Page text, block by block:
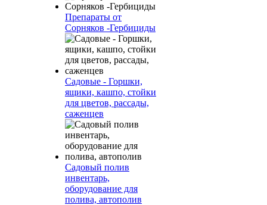
Препараты от
Сорняков -Гербициды
Садовые - Горшки,
ящики, кашпо, стойки
для цветов, рассады,
саженцев
Садовый полив
инвентарь,
оборудование для
полива, автополив